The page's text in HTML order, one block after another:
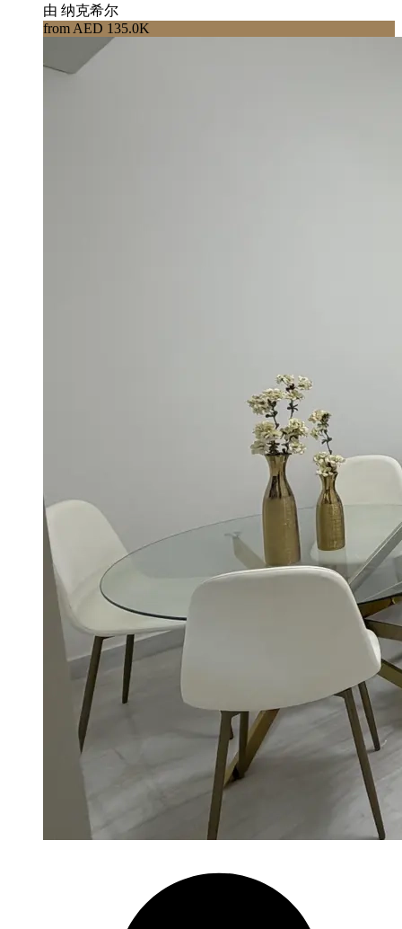
由 纳克希尔
from AED 135.0K